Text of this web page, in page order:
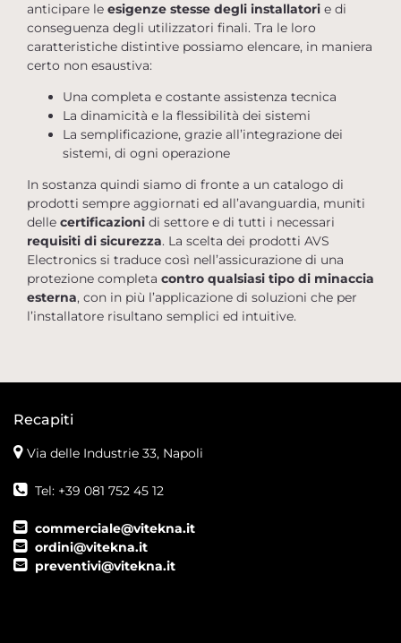
anticipare le esigenze stesse degli installatori e di
conseguenza degli utilizzatori finali. Tra le loro
caratteristiche distintive possiamo elencare, in maniera
certo non esaustiva:
Una completa e costante assistenza tecnica
La dinamicità e la flessibilità dei sistemi
La semplificazione, grazie all’integrazione dei
sistemi, di ogni operazione
In sostanza quindi siamo di fronte a un catalogo di
prodotti sempre aggiornati ed all’avanguardia, muniti
delle certificazioni di settore e di tutti i necessari
requisiti di sicurezza. La scelta dei prodotti AVS
Electronics si traduce così nell’assicurazione di una
protezione completa contro qualsiasi tipo di minaccia
esterna, con in più l’applicazione di soluzioni che per
l’installatore risultano semplici ed intuitive.
Recapiti
Via delle Industrie 33, Napoli
Tel: +39 081 752 45 12
commerciale@vitekna.it
ordini@vitekna.it
preventivi@vitekna.it